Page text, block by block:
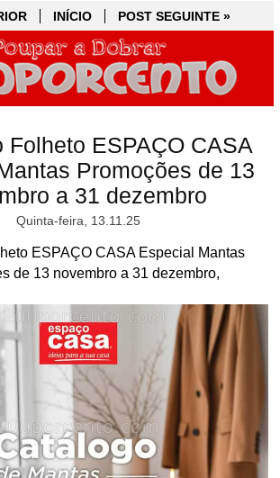
INÍCIO POST SEGUINTE »
Folheto ESPAÇO CASA
Promoções de 13
a 31 dezembro
Quinta-feira, 13.11.25
ESPAÇO CASA Especial Mantas
de 13 novembro a 31 dezembro,
INÍCIO POST SEGUINTE »